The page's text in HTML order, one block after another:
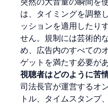
は、タイミングを調整
ッションを適用したり
せん。規制には芸術的
め、広告内のすべての
ゲットを満たす必要が
視聴者はどのように苦
司法長官が運営するオ
トル、タイムスタンプ